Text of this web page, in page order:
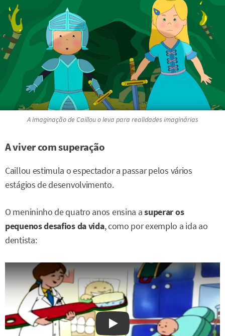
A imaginação de Caillou o leva para realidades imaginárias
A viver com superação
Caillou estimula o espectador a passar pelos vários
estágios de desenvolvimento.
O menininho de quatro anos ensina asuperar os
pequenos desafios da vida, como por exemplo a ida ao
dentista:
Watch on YouTube